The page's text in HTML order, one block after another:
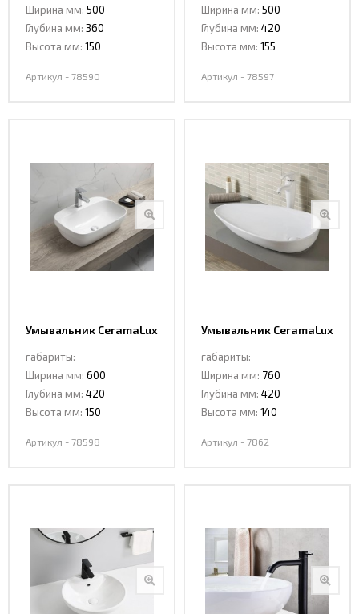
Ширина мм: 500
Глубина мм: 360
Высота мм: 150
Артикул - 78590
Ширина мм: 500
Глубина мм: 420
Высота мм: 155
Артикул - 78597
Умывальник CeramaLux
габариты:
Ширина мм: 600
Глубина мм: 420
Высота мм: 150
Артикул - 78598
Умывальник CeramaLux
габариты:
Ширина мм: 760
Глубина мм: 420
Высота мм: 140
Артикул - 7862